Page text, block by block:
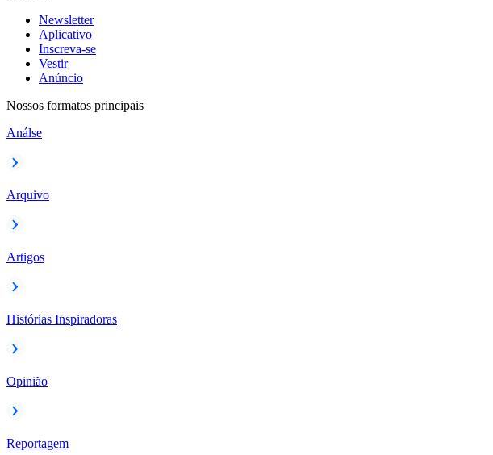
Newsletter
Aplicativo
Inscreva-se
Vestir
Anúncio
Nossos formatos principais
Análse
Arquivo
Artigos
Histórias Inspiradoras
Opinião
Reportagem